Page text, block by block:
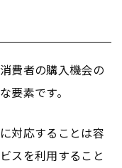
費者の購入機会の
要素です。
対応することは容
スを利用すること